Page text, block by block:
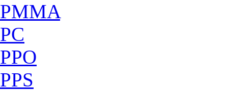
PMMA
PC
PPO
PPS